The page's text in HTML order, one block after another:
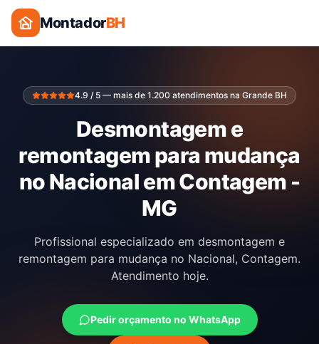
MontadorBH
4.9 / 5 — mais de 1.200 atendimentos na Grande BH
Desmontagem e
remontagem para mudança
no Nacional em Contagem -
MG
Profissional especializado em desmontagem e
remontagem para mudança no Nacional, Contagem.
Atendimento hoje.
Pedir orçamento no WhatsApp